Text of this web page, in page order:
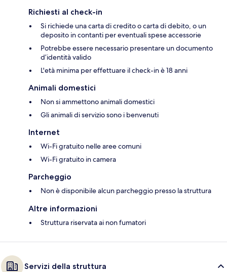
Richiesti al check-in
Si richiede una carta di credito o carta di debito, o un
deposito in contanti per eventuali spese accessorie
Potrebbe essere necessario presentare un documento
d’identità valido
L'età minima per effettuare il check-in è 18 anni
Animali domestici
Non si ammettono animali domestici
Gli animali di servizio sono i benvenuti
Internet
Wi-Fi gratuito nelle aree comuni
Wi-Fi gratuito in camera
Parcheggio
Non è disponibile alcun parcheggio presso la struttura
Altre informazioni
Struttura riservata ai non fumatori
Servizi della struttura